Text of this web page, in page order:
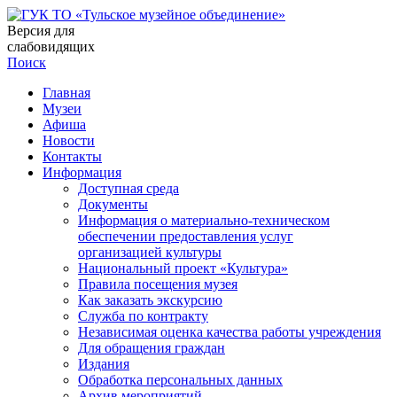
Версия для
слабовидящих
Поиск
Главная
Музеи
Афиша
Новости
Контакты
Информация
Доступная среда
Документы
Информация о материально-техническом
обеспечении предоставления услуг
организацией культуры
Национальный проект «Культура»
Правила посещения музея
Как заказать экскурсию
Служба по контракту
Независимая оценка качества работы учреждения
Для обращения граждан
Издания
Обработка персональных данных